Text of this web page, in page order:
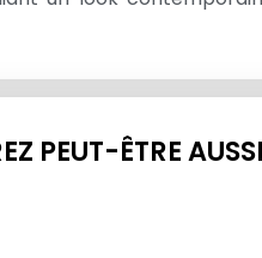
PEUT-ÊTRE